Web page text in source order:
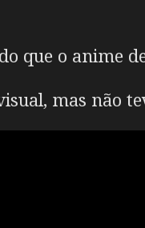
que o anime
mas não